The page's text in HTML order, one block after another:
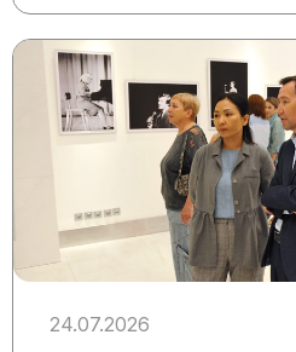
24.07.2026